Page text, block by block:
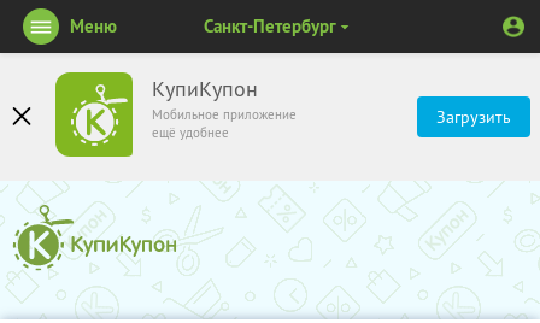
КупиКупон
Мобильное приложение
ещё удобнее
Загрузить
Меню Санкт-Петербург